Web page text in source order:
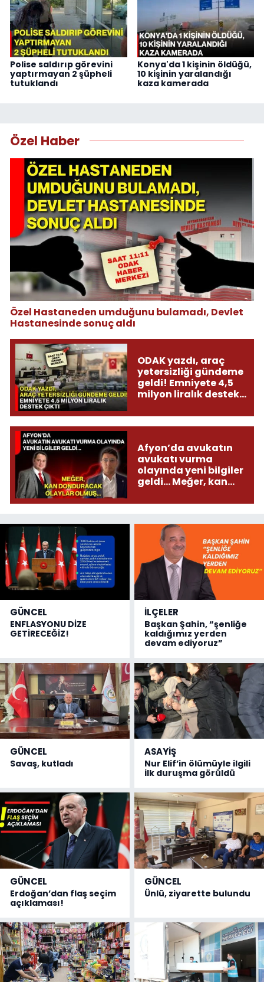
Polise saldırıp görevini
yaptırmayan 2 şüpheli
tutuklandı
Konya'da 1 kişinin öldüğü,
10 kişinin yaralandığı
kaza kamerada
Özel Haber
Özel Hastaneden umduğunu bulamadı, Devlet
Hastanesinde sonuç aldı
ODAK yazdı, araç
yetersizliği gündeme
geldi! Emniyete 4,5
milyon liralık destek
Afyon’da avukatın
avukatı vurma
olayında yeni bilgiler
geldi... Meğer, kan
olmuş...
GÜNCEL
ENFLASYONU DİZE
GETİRECEĞİZ!
İLÇELER
Başkan Şahin, “şenliğe
kaldığımız yerden
devam ediyoruz”
GÜNCEL
Savaş, kutladı
ASAYİŞ
Nur Elif’in ölümüyle ilgili
ilk duruşma görüldü
GÜNCEL
Erdoğan’dan flaş seçim
açıklaması!
GÜNCEL
Ünlü, ziyarette bulundu